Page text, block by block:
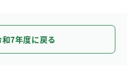
和7年度に戻る